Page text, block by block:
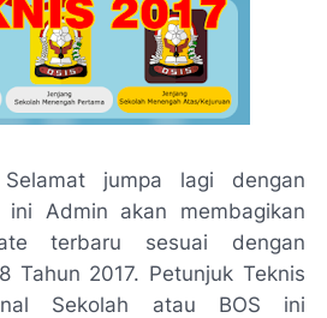
jumpa lagi dengan
ini Admin akan membagikan
terbaru sesuai dengan
Tahun 2017. Petunjuk Teknis
Sekolah atau BOS ini